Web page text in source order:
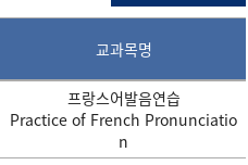
교과목명
프랑스어발음연습
Practice of French Pronunciatio
n